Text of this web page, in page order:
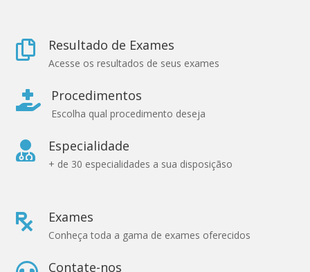
 Resultado de Exames
Acesse os resultados de seus exames
 Procedimentos
Escolha qual procedimento deseja
 Especialidade
+ de 30 especialidades a sua disposiçãso
 Exames
Conheça toda a gama de exames oferecidos
Contate-nos